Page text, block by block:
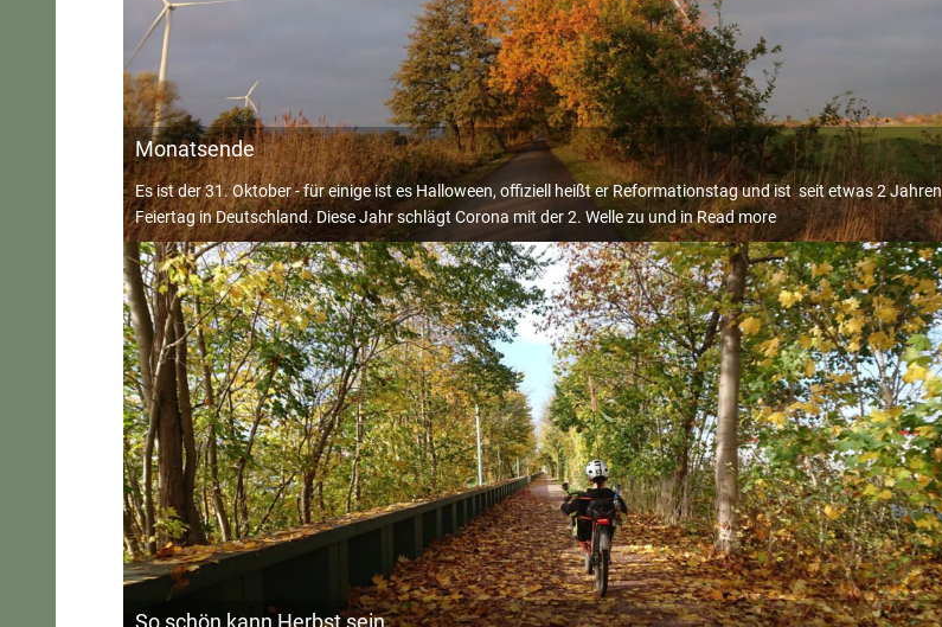
Monatsende
Es ist der 31. Oktober - für einige ist es Halloween, offiziell heißt er Reformationstag und ist seit etwas 2 Jahren
Feiertag in Deutschland. Diese Jahr schlägt Corona mit der 2. Welle zu und inRead more